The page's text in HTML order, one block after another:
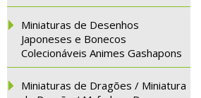
Miniaturas de Desenhos
Japoneses e Bonecos
Colecionáveis Animes Gashapons
Miniaturas de Dragões / Miniatura